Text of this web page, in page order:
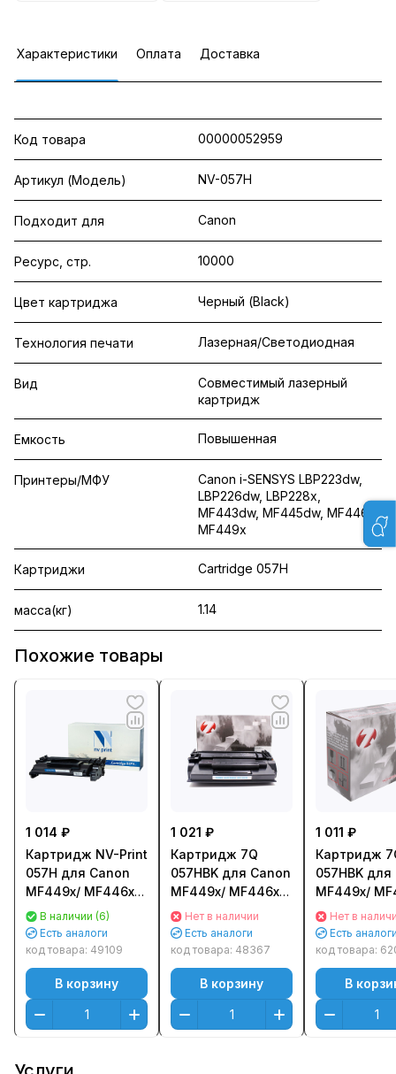
Характеристики Оплата Доставка
Код товара 00000052959
Артикул (Модель) NV-057H
Подходит для Canon
Ресурс, стр. 10000
Цвет картриджа Черный (Black)
Технология печати Лазерная/Светодиодная
Вид
Совместимый лазерный
картридж
Емкость Повышенная
Принтеры/МФУ
Canon i-SENSYS LBP223dw,
LBP226dw, LBP228x,
MF443dw, MF445dw, MF446x,
MF449x
Картриджи Cartridge 057H
масса(кг) 1.14
Похожие товары
1 014 ₽
Картридж NV-Print
057H для Canon
MF449x/ MF446x/
MF445dw/
MF443dw
(10000стр.) - без
чипа
В наличии (6)
Есть аналоги
код товара: 49109
В корзину
1 021 ₽
Картридж 7Q
057HBK для Canon
MF449x/ MF446x/
MF445dw/
MF443dw
(10000стр.)
Черный (Black) -
без чипа
Нет в наличии
Есть аналоги
код товара: 48367
В корзину
1 011 ₽
Картридж
057HBK для
MF449x/
MF445dw/
MF443dw
(10000стр.)
Черный
чипом
Нет в
Есть
код товара:
В